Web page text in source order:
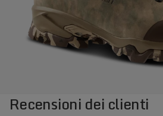
Recensioni dei clienti